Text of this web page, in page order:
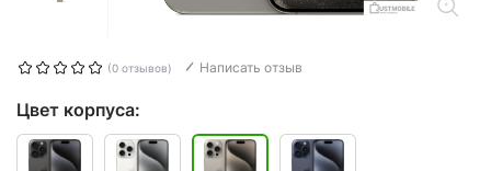
(0 отзывов) Написать отзыв
Цвет корпуса: